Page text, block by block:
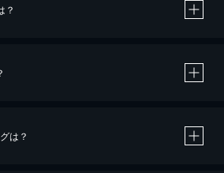
？
ジットカード決済による作品の購入 / レンタルです。
作品の購入 / レンタルは、20％のポイント還元です。
は？